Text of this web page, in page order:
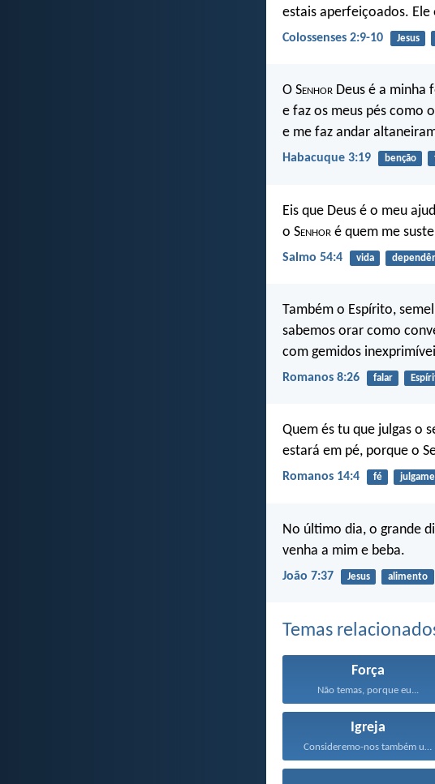
estais aperfeiçoados.
Colossenses 2:9-10 Jesus
O Senhor Deus é a minha
e faz os meus pés como
e me faz andar
Habacuque 3:19 benção
Eis que Deus é o meu
o Senhor é quem me
Salmo 54:4 vida
Também o Espírito,
sabemos orar como
com gemidos
Romanos 8:26 falar
Quem és tu que julgas o
estará em pé, porque o
Romanos 14:4 fé
No último dia, o grande
venha a mim e beba.
João 7:37 Jesus alimento
Temas
Força
Não temas, porque eu...
Igreja
Consideremo-nos também uns aos...